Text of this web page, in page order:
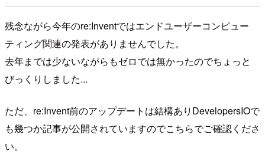
残念ながら今年のre:Inventではエンドユーザーコンピュー
ティング関連の発表がありませんでした。
去年までは少ないながらもゼロでは無かったのでちょっと
びっくりしました...
ただ、re:Invent前のアップデートは結構ありDevelopersIOで
も幾つか記事が公開されていますのでこちらでご確認くださ
い。